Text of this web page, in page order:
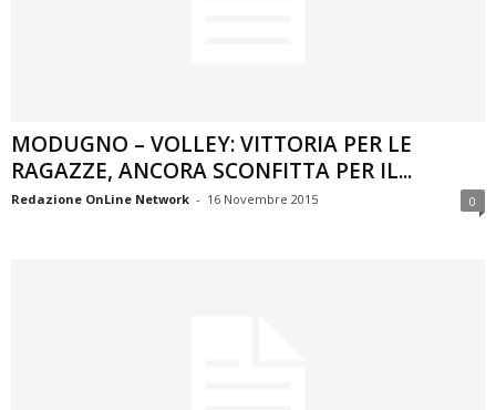
MODUGNO – VOLLEY: VITTORIA PER LE
RAGAZZE, ANCORA SCONFITTA PER IL...
Redazione OnLine Network - 16 Novembre 2015 0